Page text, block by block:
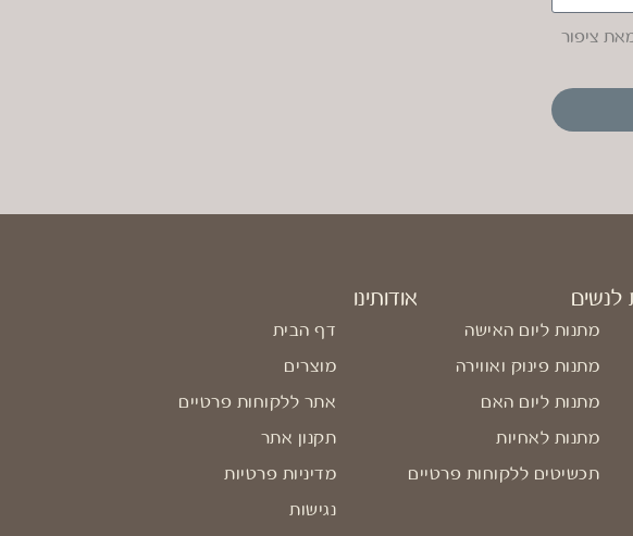
ציפור
לנשים
מתנות ליום האישה
מתנות פינוק ואווירה
מתנות ליום האם
מתנות לאחיות
תכשיטים ללקוחות פרטיים
אודותינו
דף הבית
מוצרים
אתר ללקוחות פרטיים
תקנון אתר
מדיניות פרטיות
נגישות